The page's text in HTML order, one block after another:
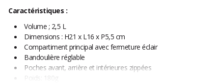
Caractéristiques :
Volume ; 2,5 L
Dimensions : H21 x L16 x P5,5 cm
Compartiment principal avec fermeture éclair
Bandoulière réglable
Poches avant, arrière et intérieures zippées
Poids: 180g